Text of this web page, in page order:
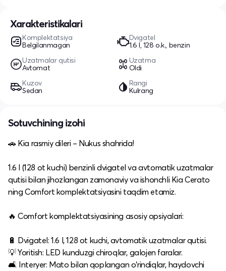
Xarakteristikalari
Komplektatsiya
Belgilanmagan
Dvigatel
1.6 l, 128 o.k., benzin
Uzatmalar qutisi
Avtomat
Uzatma
Oldi
Kuzov
Sedan
Rangi
Kulrang
Sotuvchining izohi
🚗 Kia rasmiy dileri – Nukus shahrida!
1.6 l (128 ot kuchi) benzinli dvigatel va avtomatik uzatmalar
qutisi bilan jihozlangan zamonaviy va ishonchli Kia Cerato
ning Comfort komplektatsiyasini taqdim etamiz.​
🔥 Comfort komplektatsiyasining asosiy opsiyalari:
🔋 Dvigatel: 1.6 l, 128 ot kuchi, avtomatik uzatmalar qutisi.
💡 Yoritish: LED kunduzgi chiroqlar, galojen faralar.
🛋️ Interyer: Mato bilan qoplangan o‘rindiqlar, haydovchi